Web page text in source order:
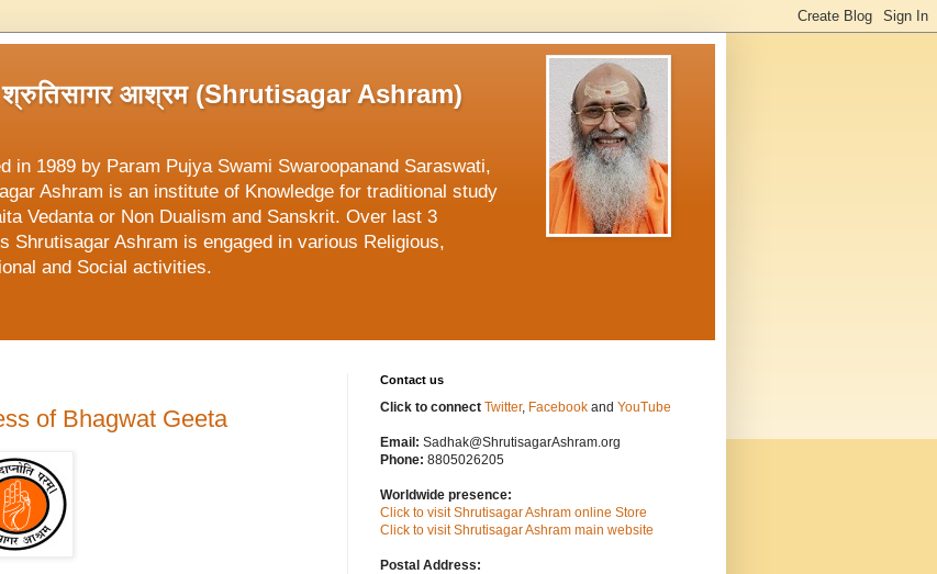
श्रुतिसागर आश्रम (Shrutisagar Ashram)
in 1989 by Param Pujya Swami Swaroopanand Saraswati,
Ashram is an institute of Knowledge for traditional study
Vedanta or Non Dualism and Sanskrit. Over last 3
Shrutisagar Ashram is engaged in various Religious,
and Social activities.
of Bhagwat Geeta
Contact us
Click to connect Twitter, Facebook and YouTube
Email: Sadhak@ShrutisagarAshram.org
Phone: 8805026205
Worldwide presence:
Click to visit Shrutisagar Ashram online Store
Click to visit Shrutisagar Ashram main website
Postal Address: